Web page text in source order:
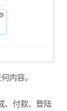
内容。
、付款、登陆